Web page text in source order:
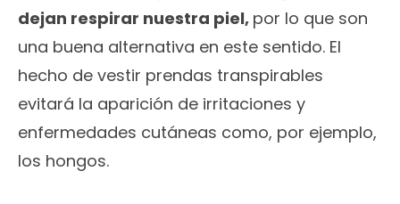
dejan respirar nuestra piel, por lo que son
una buena alternativa en este sentido. El
hecho de vestir prendas transpirables
evitará la aparición de irritaciones y
enfermedades cutáneas como, por ejemplo,
los hongos.